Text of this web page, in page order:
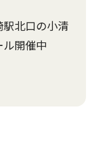
駅北口の小清
ル開催中